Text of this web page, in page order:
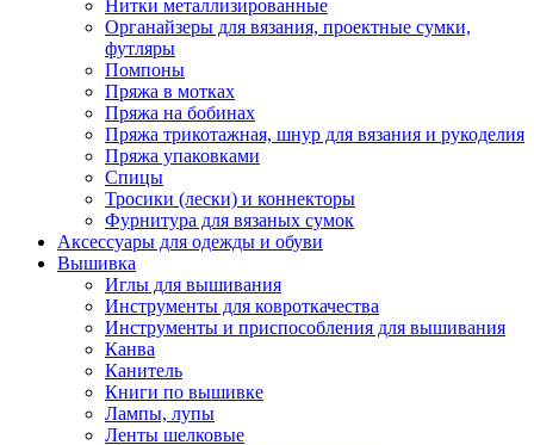
Нитки металлизированные
Органайзеры для вязания, проектные сумки,
футляры
Помпоны
Пряжа в мотках
Пряжа на бобинах
Пряжа трикотажная, шнур для вязания и рукоделия
Пряжа упаковками
Спицы
Тросики (лески) и коннекторы
Фурнитура для вязаных сумок
Аксессуары для одежды и обуви
Вышивка
Иглы для вышивания
Инструменты для ковроткачества
Инструменты и приспособления для вышивания
Канва
Канитель
Книги по вышивке
Лампы, лупы
Ленты шелковые